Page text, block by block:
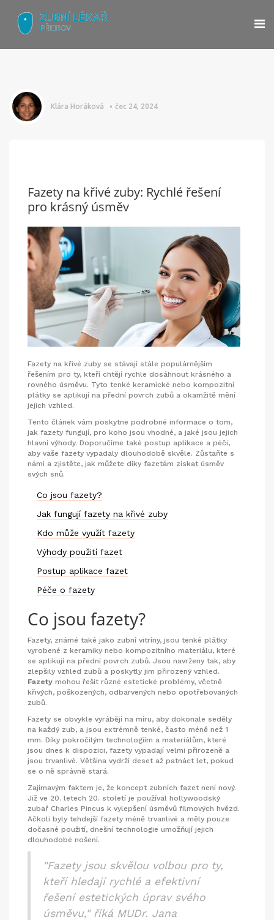
Klára Horáková čec 24, 2024
Fazety na křivé zuby: Rychlé řešení
pro krásný úsměv
Fazety na křivé zuby se stávají stále populárnějším
řešením pro ty, kteří chtějí rychle dosáhnout krásného a
rovného úsměvu. Tyto tenké keramické nebo kompozitní
plátky se aplikují na přední povrch zubů a okamžitě mění
jejich vzhled.
Tento článek vám poskytne podrobné informace o tom,
jak fazety fungují, pro koho jsou vhodné, a jaké jsou jejich
hlavní výhody. Doporučíme také postup aplikace a péči,
aby vaše fazety vypadaly dlouhodobě skvěle. Zůstaňte s
námi a zjistěte, jak můžete díky fazetám získat úsměv
svých snů.
Co jsou fazety?
Jak fungují fazety na křivé zuby
Kdo může využít fazety
Výhody použití fazet
Postup aplikace fazet
Péče o fazety
Co jsou fazety?
Fazety, známé také jako zubní vitríny, jsou tenké plátky
vyrobené z keramiky nebo kompozitního materiálu, které
se aplikují na přední povrch zubů. Jsou navrženy tak, aby
zlepšily vzhled zubů a poskytly jim přirozený vzhled.
Fazety mohou řešit různé estetické problémy, včetně
křivých, poškozených, odbarvených nebo opotřebovaných
zubů.
Fazety se obvykle vyrábějí na míru, aby dokonale seděly
na každý zub, a jsou extrémně tenké, často méně než 1
mm. Díky pokročilým technologiím a materiálům, které
jsou dnes k dispozici, fazety vypadají velmi přirozeně a
jsou trvanlivé. Většina vydrží deset až patnáct let, pokud
se o ně správně stará.
Zajímavým faktem je, že koncept zubních fazet není nový.
Již ve 20. letech 20. století je používal hollywoodský
zubař Charles Pincus k vylepšení úsměvů filmových hvězd.
Ačkoli byly tehdejší fazety méně trvanlivé a měly pouze
dočasné použití, dnešní technologie umožňují jejich
dlouhodobé nošení.
"Fazety jsou skvělou volbou pro ty,
kteří hledají rychlé a efektivní
řešení estetických úprav svého
úsměvu," říká MUDr. Jana